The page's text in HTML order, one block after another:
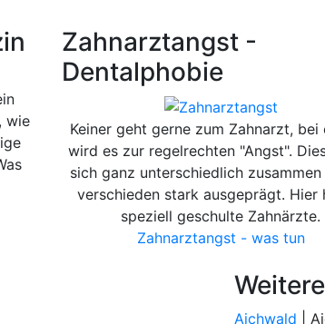
wie
Zahnarztangst -
Dentalphobie
Keiner geht gerne zum Zahnarzt, bei
wird es zur regelrechten "Angst".
sich ganz unterschiedlich
verschieden stark ausgeprägt. Hier
speziell geschulte Zahnärzte.
Zahnarztangst - was tun
Aichwald |